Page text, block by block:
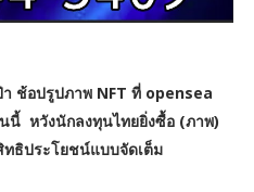
ช้อปรูปภาพ NFT ที่ opensea
นี้ หวังนักลงทุนไทยยิ่งซื้อ (ภาพ)
ธิประโยชน์แบบจัดเต็ม